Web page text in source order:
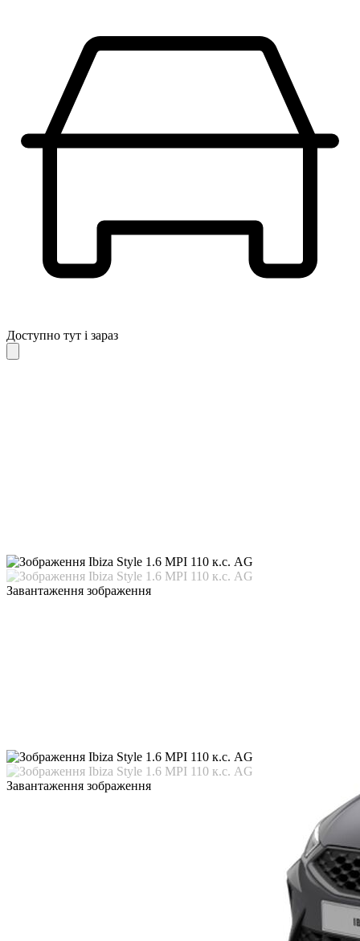
Доступно тут і зараз
Завантаження зображення
Завантаження зображення